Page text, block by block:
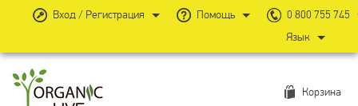
Корзина
Вход / Регистрация Помощь
0 800 755 745
Язык